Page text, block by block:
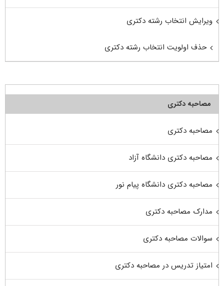
ویرایش انتخاب رشته دکتری
حذف اولویت انتخاب رشته دکتری
مصاحبه دکتری
مصاحبه دکتری
مصاحبه دکتری دانشگاه آزاد
مصاحبه دکتری دانشگاه پیام نور
مدارک مصاحبه دکتری
سوالات مصاحبه دکتری
امتیاز تدریس در مصاحبه دکتری